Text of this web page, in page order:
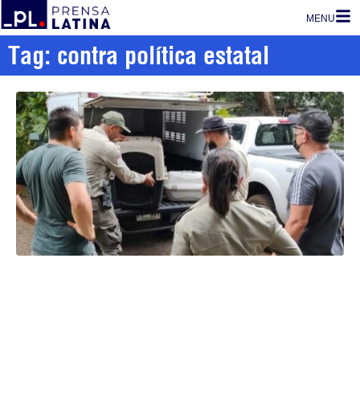
MENU
Tag: contra política estatal